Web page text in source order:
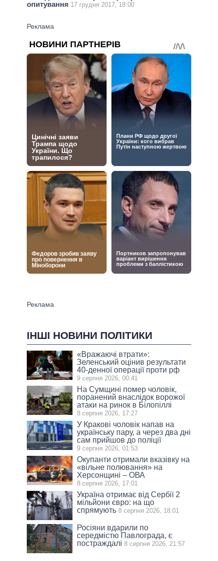
опитування 17 грудня 2017, 18:00
ІНШІ НОВИНИ ПОЛІТИКИ
«Вражаючі втрати»:
Зеленський оцінив результати
40-денної операції проти рф
9 серпня 2026, 00:41
На Сумщині помер чоловік,
поранений внаслідок ворожої
атаки на ринок в Білопіллі
8 серпня 2026, 17:27
У Кракові чоловік напав на
українську пару, а через два дні
сам прийшов до поліції
9 серпня 2026, 01:53
Окупанти отримали вказівку на
«вільне полювання» на
Херсонщині – ОВА
8 серпня 2026, 17:01
Україна отримає від Сербії 2
мільйони євро: на що
спрямують 8 серпня 2026, 18:01
Росіяни вдарили по
середмістю Павлограда, є
постраждалі 8 серпня 2026, 21:57